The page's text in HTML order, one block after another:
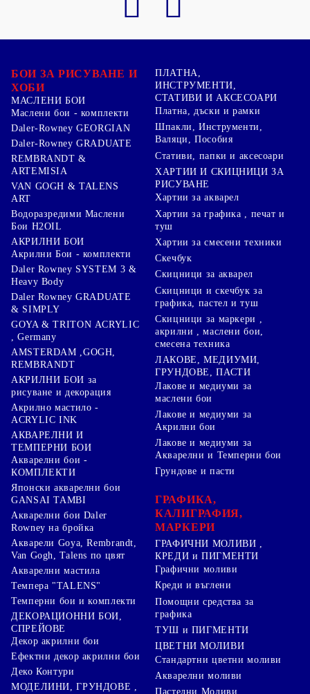
БОИ ЗА РИСУВАНЕ И
ХОБИ
МАСЛЕНИ БОИ
Маслени бои - комплекти
Daler-Rowney GEORGIAN
Daler-Rowney GRADUATE
REMBRANDT &
ARTEMISIA
VAN GOGH & TALENS
ART
Водоразредими Маслени
Бои H2OIL
АКРИЛНИ БОИ
Акрилни Бои - комплекти
Daler Rowney SYSTEM 3 &
Heavy Body
Daler Rowney GRADUATE
& SIMPLY
GOYA & TRITON АCRYLIC
, Germany
AMSTERDAM ,GOGH,
REMBRANDT
АКРИЛНИ БОИ за
рисуване и декорация
Акрилно мастило -
ACRYLIC INK
АКВАРЕЛНИ И
ТЕМПЕРНИ БОИ
Акварелни бои -
КОМПЛЕКТИ
Японски акварелни бои
GANSAI TAMBI
Акварелни бои Daler
Rowney на бройка
Акварели Goya, Rembrandt,
Van Gogh, Talens по цвят
Акварелни мастила
Темпера "TALENS"
Темперни бои и комплекти
ДЕКОРАЦИОННИ БОИ,
СПРЕЙОВЕ
Декор акрилни бои
Ефектни декор акрилни бои
Деко Контури
МОДЕЛИНИ, ГРУНДОВЕ ,
ПЛАТНА,
ИНСТРУМЕНТИ,
СТАТИВИ И АКСЕСОАРИ
Платна, дъски и рамки
Шпакли, Инструменти,
Валяци, Пособия
Стативи, папки и аксесоари
ХАРТИИ И СКИЦНИЦИ ЗА
РИСУВАНЕ
Хартии за акварел
Хартии за графика , печат и
туш
Хартии за смесени техники
Скечбук
Скицници за акварел
Скицници и скечбук за
графика, пастел и туш
Скицници за маркери ,
акрилни , маслени бои,
смесена техника
ЛАКОВЕ, МЕДИУМИ,
ГРУНДОВЕ, ПАСТИ
Лакове и медиуми за
маслени бои
Лакове и медиуми за
Акрилни бои
Лакове и медиуми за
Акварелни и Темперни бои
Грундове и пасти
ГРАФИКА,
КАЛИГРАФИЯ,
МАРКЕРИ
ГРАФИЧНИ МОЛИВИ ,
КРЕДИ и ПИГМЕНТИ
Графични моливи
Креди и въглени
Помощни средства за
графика
ТУШ и ПИГМЕНТИ
ЦВЕТНИ МОЛИВИ
Стандартни цветни моливи
Акварелни моливи
Пастелни Моливи